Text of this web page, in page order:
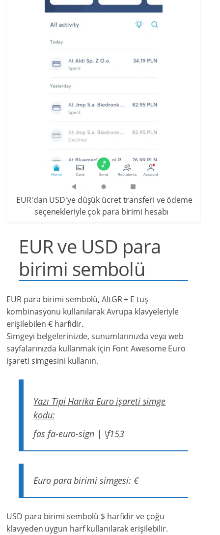
EUR'dan USD'ye düşük ücret transferi ve ödeme
seçenekleriyle çok para birimi hesabı
EUR ve USD para
birimi sembolü
EUR para birimi sembolü, AltGR + E tuş
kombinasyonu kullanılarak Avrupa klavyeleriyle
erişilebilen € harfidir.
Simgeyi belgelerinizde, sunumlarınızda veya web
sayfalarınızda kullanmak için Font Awesome Euro
işareti simgesini kullanın.
Yazı Tipi Harika Euro işareti simge
kodu:
fas fa-euro-sign | \f153
Euro para birimi simgesi: €
USD para birimi sembolü $ harfidir ve çoğu
klavyeden uygun harf kullanılarak erişilebilir.